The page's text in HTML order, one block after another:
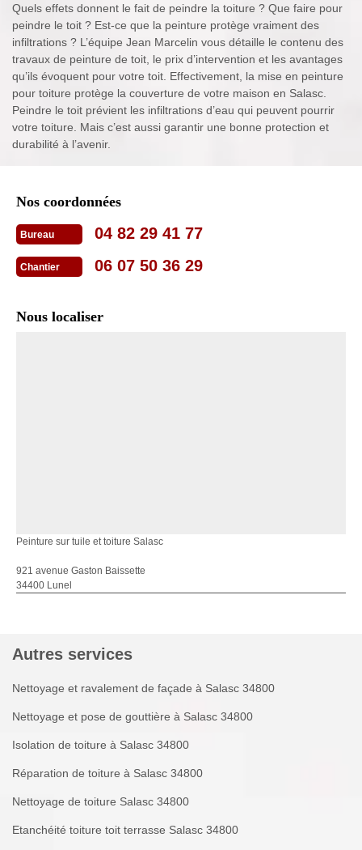
Quels effets donnent le fait de peindre la toiture ? Que faire pour
peindre le toit ? Est-ce que la peinture protège vraiment des
infiltrations ? L’équipe Jean Marcelin vous détaille le contenu des
travaux de peinture de toit, le prix d’intervention et les avantages
qu’ils évoquent pour votre toit. Effectivement, la mise en peinture
pour toiture protège la couverture de votre maison en Salasc.
Peindre le toit prévient les infiltrations d’eau qui peuvent pourrir
votre toiture. Mais c’est aussi garantir une bonne protection et
durabilité à l’avenir.
Nos coordonnées
Bureau 04 82 29 41 77
Chantier 06 07 50 36 29
Nous localiser
Peinture sur tuile et toiture Salasc
921 avenue Gaston Baissette
34400 Lunel
Autres services
Nettoyage et ravalement de façade à Salasc 34800
Nettoyage et pose de gouttière à Salasc 34800
Isolation de toiture à Salasc 34800
Réparation de toiture à Salasc 34800
Nettoyage de toiture Salasc 34800
Etanchéité toiture toit terrasse Salasc 34800